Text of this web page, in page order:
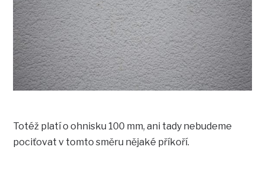
Totéž platí o ohnisku 100 mm, ani tady nebudeme
pociťovat v tomto směru nějaké příkoří.